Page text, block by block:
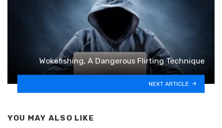
Wokefishing, A Dangerous Flirting Technique
NEXT ARTICLE
YOU MAY ALSO LIKE